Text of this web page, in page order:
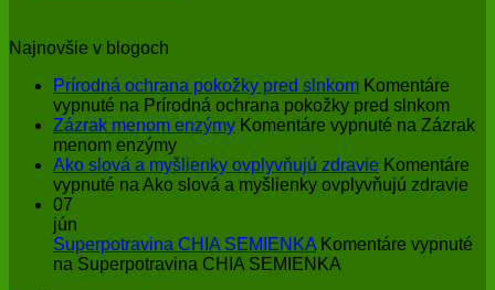
Najnovšie v blogoch
Prírodná ochrana pokožky pred slnkom Komentáre
vypnuté na Prírodná ochrana pokožky pred slnkom
Zázrak menom enzýmy Komentáre vypnuté na Zázrak
menom enzýmy
Ako slová a myšlienky ovplyvňujú zdravie Komentáre
vypnuté na Ako slová a myšlienky ovplyvňujú zdravie
07
jún
Superpotravina CHIA SEMIENKA Komentáre vypnuté
na Superpotravina CHIA SEMIENKA